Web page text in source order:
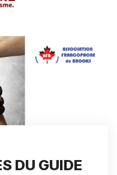
DU GUIDE